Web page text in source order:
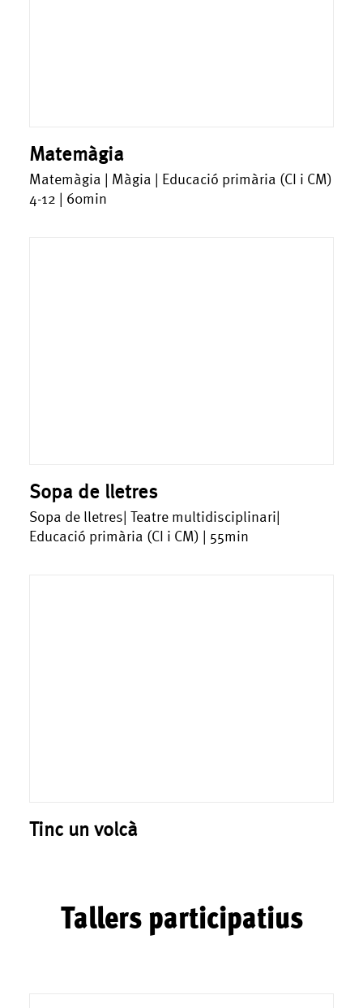
Matemàgia
Matemàgia | Màgia | Educació primària (CI i CM)
4-12 | 60min
Sopa de lletres
Sopa de lletres| Teatre multidisciplinari|
Educació primària (CI i CM) | 55min
Tinc un volcà
Tallers participatius